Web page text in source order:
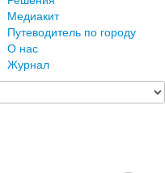
Медиакит
Путеводитель по городу
О нас
Журнал